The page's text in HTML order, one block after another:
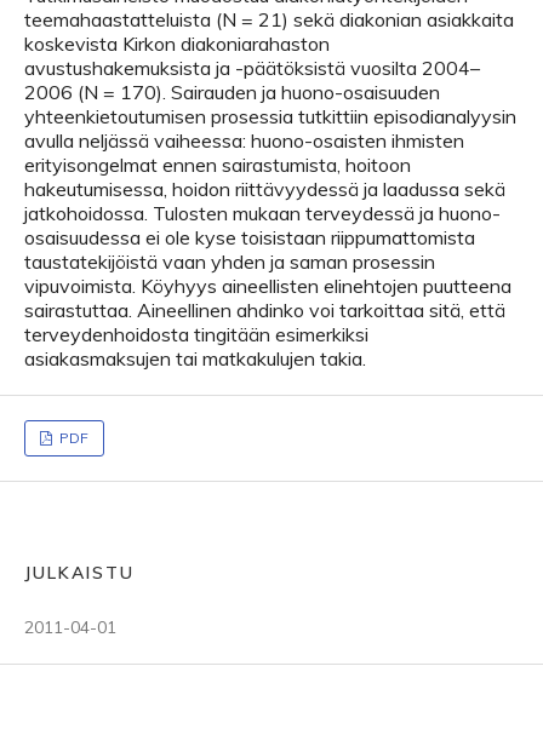
teemahaastatteluista (N = 21) sekä diakonian asiakkaita
koskevista Kirkon diakoniarahaston
avustushakemuksista ja -päätöksistä vuosilta 2004–
2006 (N = 170). Sairauden ja huono-osaisuuden
yhteenkietoutumisen prosessia tutkittiin episodianalyysin
avulla neljässä vaiheessa: huono-osaisten ihmisten
erityisongelmat ennen sairastumista, hoitoon
hakeutumisessa, hoidon riittävyydessä ja laadussa sekä
jatkohoidossa. Tulosten mukaan terveydessä ja huono-
osaisuudessa ei ole kyse toisistaan riippumattomista
taustatekijöistä vaan yhden ja saman prosessin
vipuvoimista. Köyhyys aineellisten elinehtojen puutteena
sairastuttaa. Aineellinen ahdinko voi tarkoittaa sitä, että
terveydenhoidosta tingitään esimerkiksi
asiakasmaksujen tai matkakulujen takia.
PDF
JULKAISTU
2011-04-01